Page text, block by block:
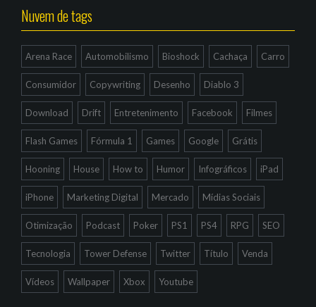
Nuvem de tags
Arena Race Automobilismo Bioshock Cachaça Carro
Consumidor Copywriting Desenho Diablo 3
Download Drift Entretenimento Facebook Filmes
Flash Games Fórmula 1 Games Google Grátis
Hooning House How to Humor Infográficos iPad
iPhone Marketing Digital Mercado Mídias Sociais
Otimização Podcast Poker PS1 PS4 RPG SEO
Tecnologia Tower Defense Twitter Título Venda
Vídeos Wallpaper Xbox Youtube